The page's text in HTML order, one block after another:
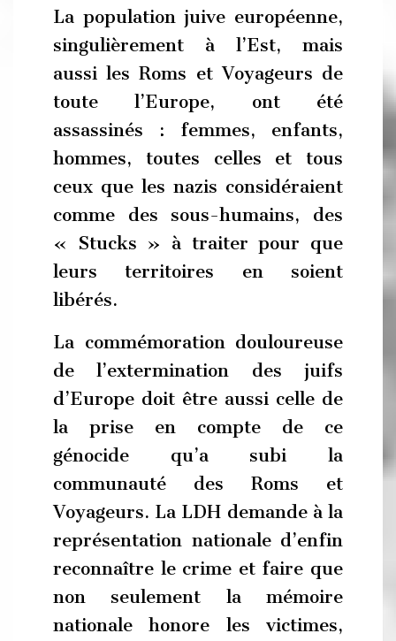
La population juive européenne,
singulièrement à l’Est, mais
aussi les Roms et Voyageurs de
toute l’Europe, ont été
assassinés : femmes, enfants,
hommes, toutes celles et tous
ceux que les nazis considéraient
comme des sous-humains, des
« Stucks » à traiter pour que
leurs territoires en soient
libérés.
La commémoration douloureuse
de l’extermination des juifs
d’Europe doit être aussi celle de
la prise en compte de ce
génocide qu’a subi la
communauté des Roms et
Voyageurs. La LDH demande à la
représentation nationale d’enfin
reconnaître le crime et faire que
non seulement la mémoire
nationale honore les victimes,